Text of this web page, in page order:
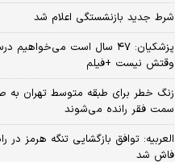
شرط جدید بازنشستگی اعلام شد
پزشکیان: ۴۷ سال است
وقتش نیست +فیلم
زنگ خطر برای طبقه متوسط تهران به
سمت فقر رانده می‌شوند
فاش شد